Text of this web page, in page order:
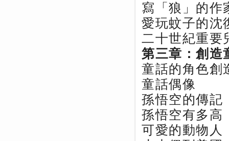
寫「狼」的作
愛玩蚊子的沈
二十世紀重要
第三章：創造
童話的角色創
童話偶像
孫悟空的傳記
孫悟空有多高
可愛的動物人